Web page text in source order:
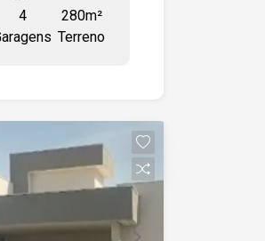
com ótimos
pronta para ar
4
280m²
Terreno